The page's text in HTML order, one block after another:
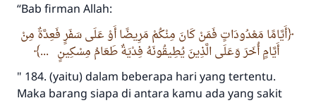
“Bab firman Allah:
أَيَّامًا مَعْدُودَاتٍ فَمَنْ كَانَ مِنْكُمْ مَرِيضًا أَوْ عَلَى سَفَرٍ فَعِدَّةٌ مِنْ
أَيَّامٍ أُخَرَ وَعَلَى الَّذِينَ يُطِيقُونَهُ فِدْيَةٌ طَعَامُ مِسْكِينٍ ...
" 184. (yaitu) dalam beberapa hari yang tertentu.
Maka barang siapa di antara kamu ada yang sakit